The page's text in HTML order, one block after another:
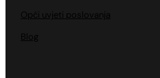
Opći uvjeti poslovanja
Blog